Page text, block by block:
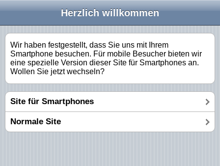
Herzlich willkommen
Wir haben festgestellt, dass Sie uns mit Ihrem
Smartphone besuchen. Für mobile Besucher bieten wir
eine spezielle Version dieser Site für Smartphones an.
Wollen Sie jetzt wechseln?
Site für Smartphones
Normale Site